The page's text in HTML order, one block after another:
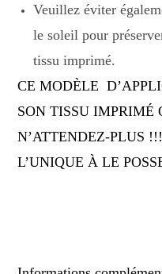
Veuillez éviter
le soleil pour
tissu imprimé.
CE MODÈLE
SON TISSU IMPRIMÉ
N’ATTENDEZ-PLUS
L’UNIQUE À LE